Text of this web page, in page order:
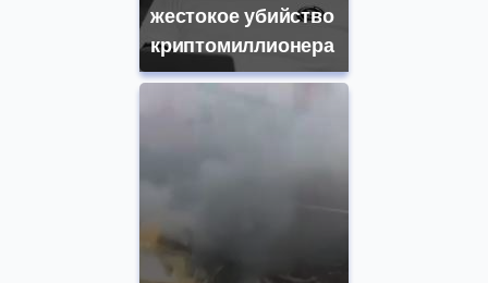
жестокое убийство
криптомиллионера